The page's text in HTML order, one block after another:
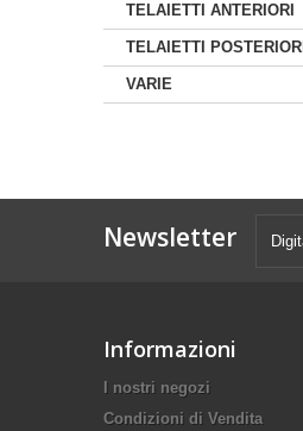
TELAIETTI ANTERIORI
TELAIETTI POSTERIORI
VARIE
Newsletter
Informazioni
I nostri negozi
Condizioni di Vendita